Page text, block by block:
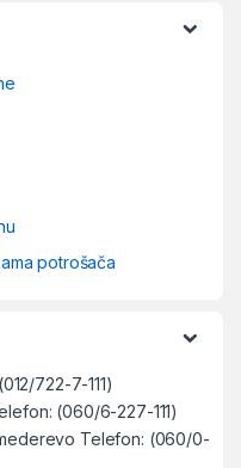
potrošača
722-7-111)
(060/6-227-111)
Telefon: (060/0-